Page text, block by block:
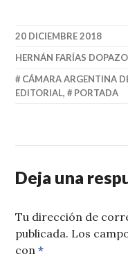
20 DICIEMBRE 2018
HERNÁN FARÍAS DOPAZO
CÁMARA ARGENTINA
EDITORIAL, PORTADA
Deja una
Tu dirección de
publicada. Los
con*